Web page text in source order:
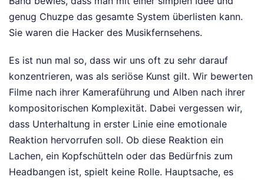
genug Chuzpe das gesamte System überlisten kann.
Sie waren die Hacker des Musikfernsehens.
Es ist nun mal so, dass wir uns oft zu sehr darauf
konzentrieren, was als seriöse Kunst gilt. Wir bewerten
Filme nach ihrer Kameraführung und Alben nach ihrer
kompositorischen Komplexität. Dabei vergessen wir,
dass Unterhaltung in erster Linie eine emotionale
Reaktion hervorrufen soll. Ob diese Reaktion ein
Lachen, ein Kopfschütteln oder das Bedürfnis zum
Headbangen ist, spielt keine Rolle. Hauptsache, es